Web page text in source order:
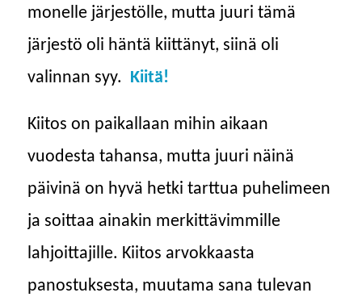
monelle järjestölle, mutta juuri tämä
järjestö oli häntä kiittänyt, siinä oli
valinnan syy. Kiitä!
Kiitos on paikallaan mihin aikaan
vuodesta tahansa, mutta juuri näinä
päivinä on hyvä hetki tarttua puhelimeen
ja soittaa ainakin merkittävimmille
lahjoittajille. Kiitos arvokkaasta
panostuksesta, muutama sana tulevan